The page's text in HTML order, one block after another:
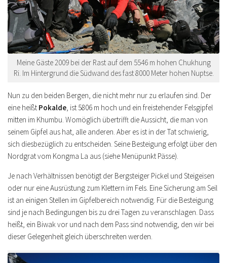
Meine Gäste 2009 bei der Rast auf dem 5546 m hohen Chukhung
Ri. Im Hintergrund die Südwand des fast 8000 Meter hohen Nuptse.
Nun zu den beiden Bergen, die nicht mehr nur zu erlaufen sind. Der
eine heißt Pokalde, ist 5806 m hoch und ein freistehender Felsgipfel
mitten im Khumbu. Womöglich übertrifft die Aussicht, die man von
seinem Gipfel aus hat, alle anderen. Aber es ist in der Tat schwierig,
sich diesbezüglich zu entscheiden. Seine Besteigung erfolgt über den
Nordgrat vom Kongma La aus (siehe Menüpunkt Pässe).
Je nach Verhältnissen benötigt der Bergsteiger Pickel und Steigeisen
oder nur eine Ausrüstung zum Klettern im Fels. Eine Sicherung am Seil
ist an einigen Stellen im Gipfelbereich notwendig. Für die Besteigung
sind je nach Bedingungen bis zu drei Tagen zu veranschlagen. Dass
heißt, ein Biwak vor und nach dem Pass sind notwendig, den wir bei
dieser Gelegenheit gleich überschreiten werden.